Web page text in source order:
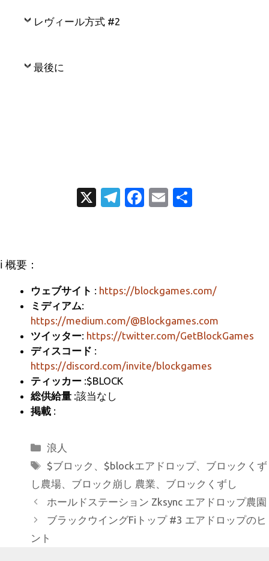
レヴィール方式 #2
最後に
X
T
m
Fa
o
k
E
ℹ️ 概要：
ウェブサイト : https://blockgames.com/
ミディアム:
https://medium.com/@Blockgames.com
ツイッター: https://twitter.com/GetBlockGames
ディスコード :
https://discord.com/invite/blockgames
ティッカー :$BLOCK
総供給量 :該当なし
掲載 :
カ
テ
リ
ー
浪人
タ
グ
$ブロック 、 $blockエアドロップ、 ブロックくず
し農場、 ブロック崩し 農業、 ブロックくずし
ホールドステーション Zksync エアドロップ農園
ブラックウイングFiトップ #3 エアドロップのヒ
ント